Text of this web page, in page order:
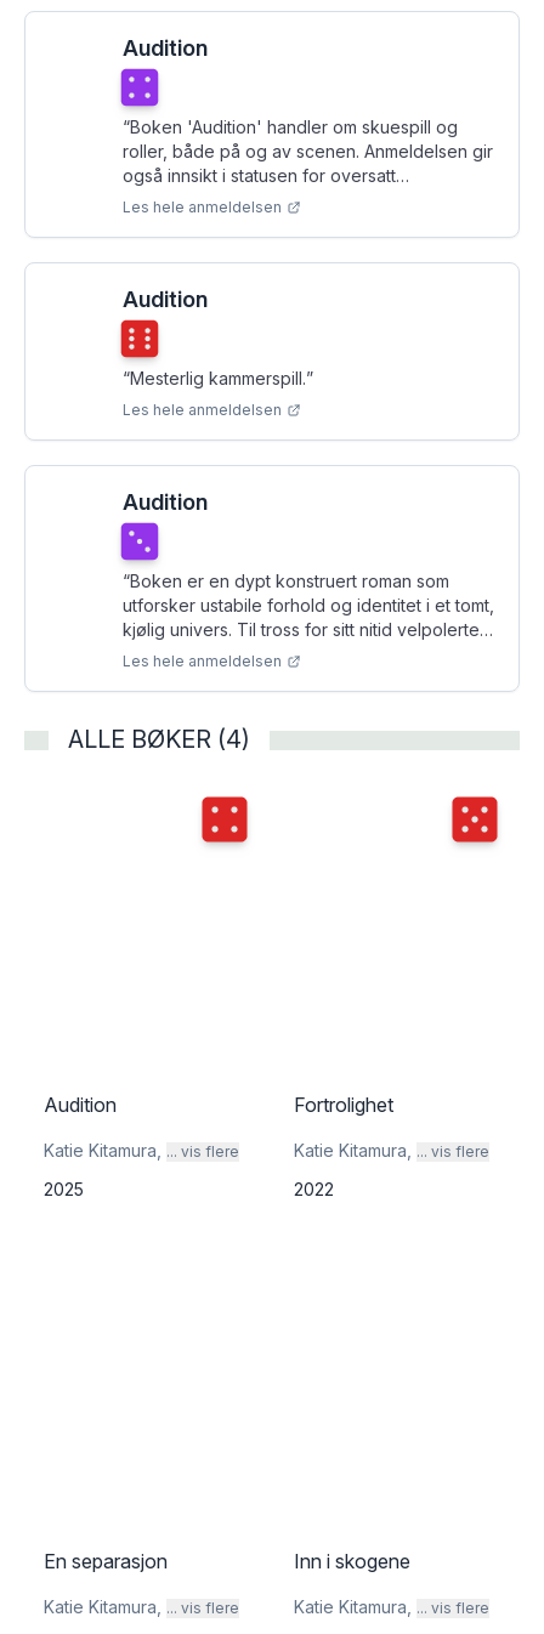
Audition
Terningkast
“Boken 'Audition' handler om skuespill og
roller, både på og av scenen. Anmeldelsen gir
også innsikt i statusen for oversatt
skjønnlitteratur.”
Les hele anmeldelsen
Audition
Terningkast
“Mesterlig kammerspill.”
Les hele anmeldelsen
Audition
Terningkast
“Boken er en dypt konstruert roman som
utforsker ustabile forhold og identitet i et tomt,
kjølig univers. Til tross for sitt nitid velpolerte
språk byr den på en litt for velkjent
Les hele anmeldelsen
ALLE BØKER (4)
Terningkast
Audition
Katie Kitamura ... vis flere
2025
Fortrolighet
Katie Kitamura ... vis flere
2022
En separasjon
Katie Kitamura ... vis flere
Inn i skogene
Katie Kitamura ... vis flere